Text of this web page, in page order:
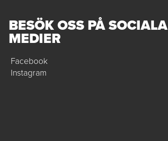
BESÖK OSS PÅ SOCIALA
MEDIER
Facebook
Instagram